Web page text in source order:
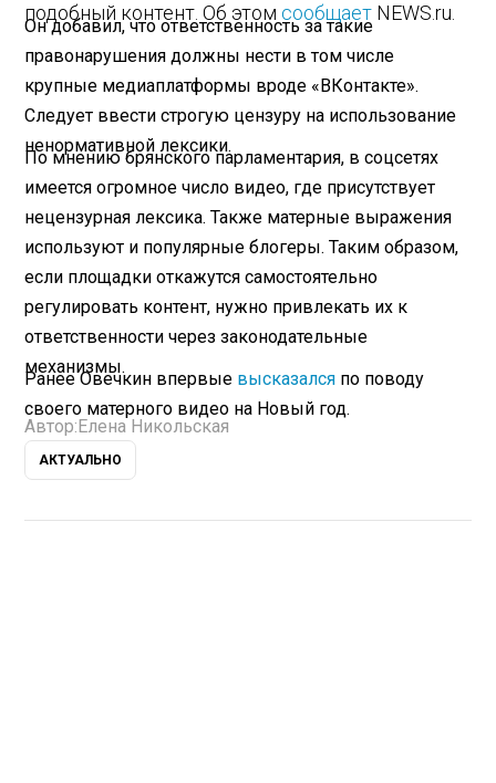
подобный контент. Об этом сообщает NEWS.ru.
Он добавил, что ответственность за такие
правонарушения должны нести в том числе
крупные медиаплатформы вроде «ВКонтакте».
Следует ввести строгую цензуру на использование
ненормативной лексики.
По мнению брянского парламентария, в соцсетях
имеется огромное число видео, где присутствует
нецензурная лексика. Также матерные выражения
используют и популярные блогеры. Таким образом,
если площадки откажутся самостоятельно
регулировать контент, нужно привлекать их к
ответственности через законодательные
механизмы.
Ранее Овечкин впервые высказался по поводу
своего матерного видео на Новый год.
Автор: Елена Никольская
АКТУАЛЬНО